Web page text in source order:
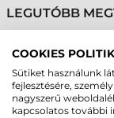
LEGUTÓBB
DOKKOLÓ,
MULTI-
COOKIES
Sütiket használunk
fejlesztésére,
nagyszerű
kapcsolatos további